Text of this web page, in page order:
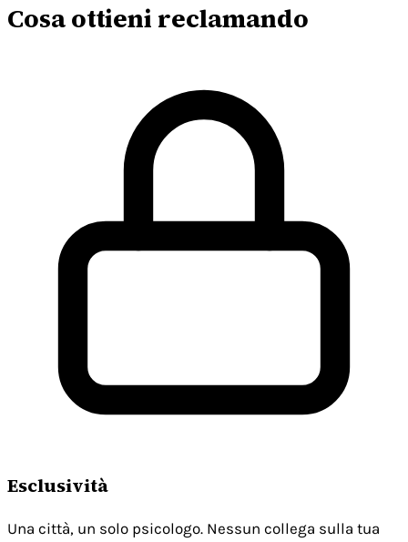
Cosa ottieni reclamando
Esclusività
Una città, un solo psicologo. Nessun collega sulla tua